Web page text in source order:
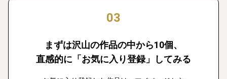
03
まずは沢山の作品の中から10個、
直感的に「お気に入り登録」してみる